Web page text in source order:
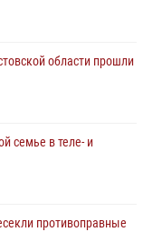
охраны задержал
противоправные
прошел в
области прошли
семье в теле- и
противоправные